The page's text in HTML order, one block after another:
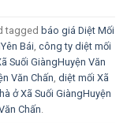
tagged báo giá Diệt Mối
Bái công ty diệt mối
Suối GiàngHuyện Văn
Văn Chấn diệt mối Xã
ở Xã Suối GiàngHuyện
Chấn